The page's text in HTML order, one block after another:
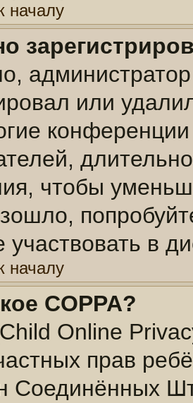
началу
или
чтобы
участвовать в
началу
COPPA?
Online
прав
Соединённых